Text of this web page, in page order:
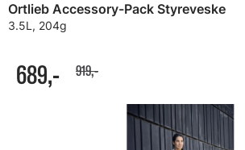
Ortlieb Accessory-Pack Styreveske
3.5L, 204g
689,- 919,-